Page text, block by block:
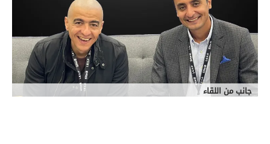
جانب من اللقاء